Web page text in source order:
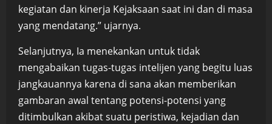
kegiatan dan kinerja Kejaksaan saat ini dan di masa
yang mendatang.” ujarnya.
Selanjutnya, Ia menekankan untuk tidak
mengabaikan tugas-tugas intelijen yang begitu luas
jangkauannya karena di sana akan memberikan
gambaran awal tentang potensi-potensi yang
ditimbulkan akibat suatu peristiwa, kejadian dan